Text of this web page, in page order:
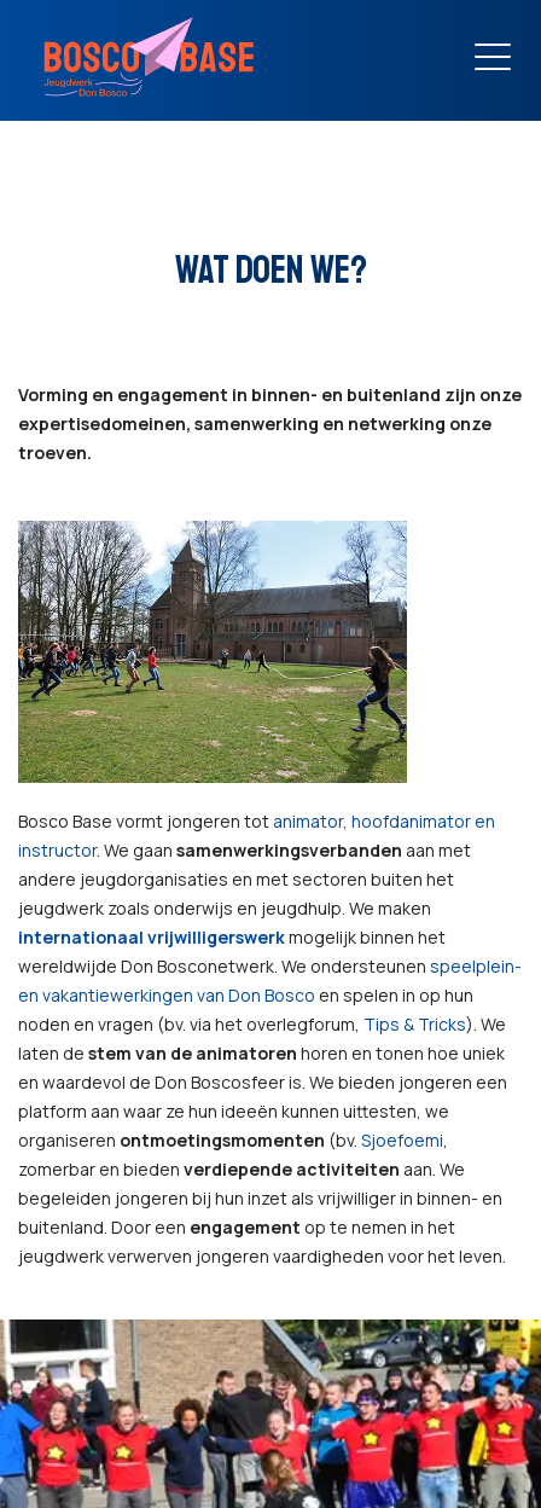
WAT DOEN WE?
Vorming en engagement in binnen- en buitenland zijn onze
expertisedomeinen, samenwerking en netwerking onze
troeven.
Bosco Base vormt jongeren tot animator, hoofdanimator en
instructor. We gaan samenwerkingsverbanden aan met
andere jeugdorganisaties en met sectoren buiten het
jeugdwerk zoals onderwijs en jeugdhulp. We maken
internationaal vrijwilligerswerkmogelijk binnen het
wereldwijde Don Bosconetwerk. We ondersteunen speelplein-
en vakantiewerkingen van Don Bosco en spelen in op hun
noden en vragen (bv. via het overlegforum, Tips & Tricks). We
laten de stem van de animatoren horen en tonen hoe uniek
en waardevol de Don Boscosfeer is. We bieden jongeren een
platform aan waar ze hun ideeën kunnen uittesten, we
organiseren ontmoetingsmomenten (bv. Sjoefoemi,
zomerbar en bieden verdiepende activiteiten aan. We
begeleiden jongeren bij hun inzet als vrijwilliger in binnen- en
buitenland. Door een engagement op te nemen in het
jeugdwerk verwerven jongeren vaardigheden voor het leven.